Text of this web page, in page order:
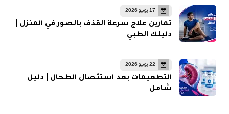
17 يونيو 2026
تمارين علاج سرعة القذف بالصور في المنزل |
دليلك الطبي
22 يونيو 2026
التطعيمات بعد استئصال الطحال | دليل
شامل